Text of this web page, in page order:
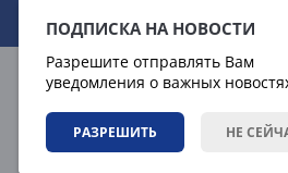
ПОДПИСКА НА НОВОСТИ
Разрешите отправлять Вам
уведомления о важных
РАЗРЕШИТЬ НЕ
07.08.2026 12:13:08